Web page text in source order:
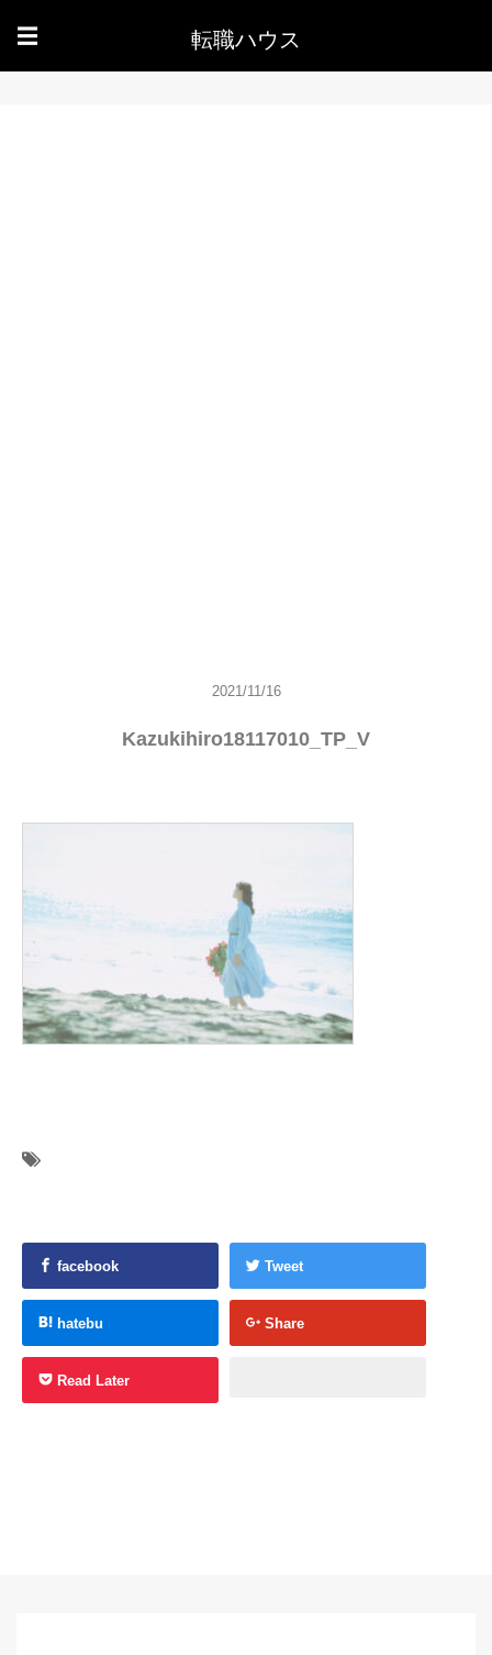
☰ 転職ハウス
2021/11/16
Kazukihiro18117010_TP_V
facebook Tweet
hatebu Share
Read Later